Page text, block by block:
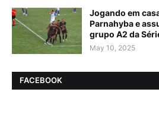
Jogando em
Parnahyba e
grupo A2 da
May 10, 2025
FACEBOOK